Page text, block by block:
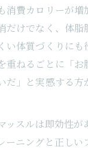
消費カロリーが増
だけでなく、体
い体質づくりにも
重ねるごとに「お
だ」と実感する方
ッスルは即効性が
ーニングと正しい